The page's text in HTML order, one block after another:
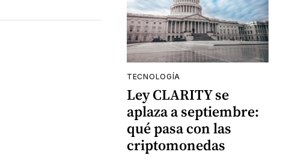
TECNOLOGÍA
Ley CLARITY se
aplaza a septiembre:
qué pasa con las
criptomonedas